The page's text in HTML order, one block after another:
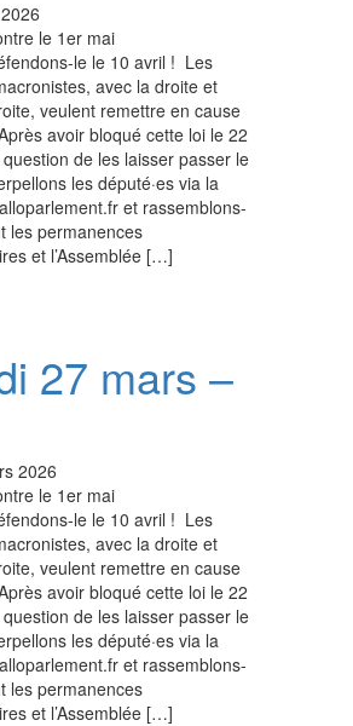
le 1er mai
le le 10 avril ! Les
avec la droite et
veulent remettre en cause
avoir bloqué cette loi le 22
de les laisser passer le
les député·es via la
et rassemblons-
les permanences
et l’Assemblée […]
27 mars –
2026
le 1er mai
le le 10 avril ! Les
avec la droite et
veulent remettre en cause
avoir bloqué cette loi le 22
de les laisser passer le
les député·es via la
et rassemblons-
les permanences
et l’Assemblée […]